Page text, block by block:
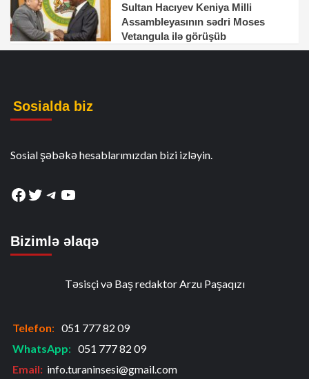
Sultan Hacıyev Keniya Milli
Assambleyasının sədri Moses
Vetangula ilə görüşüb
Sosialda biz
Sosial şəbəkə hesablarımızdan bizi izləyin.
Facebook
Twitter
Telegram
YouTube
Bizimlə əlaqə
Təsisçi və Baş redaktor Arzu Paşaqızı
Telefon: 051 777 82 09
WhatsApp: 051 777 82 09
Email: info.turaninsesi@gmail.com